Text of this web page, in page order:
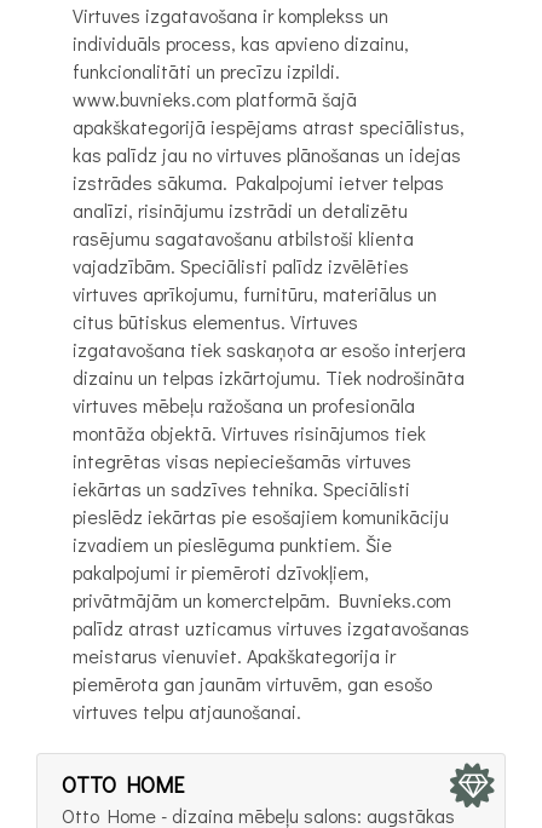
Virtuves izgatavošana ir komplekss un
individuāls process, kas apvieno dizainu,
funkcionalitāti un precīzu izpildi.
www.buvnieks.com platformā šajā
apakškategorijā iespējams atrast speciālistus,
kas palīdz jau no virtuves plānošanas un idejas
izstrādes sākuma. Pakalpojumi ietver telpas
analīzi, risinājumu izstrādi un detalizētu
rasējumu sagatavošanu atbilstoši klienta
vajadzībām. Speciālisti palīdz izvēlēties
virtuves aprīkojumu, furnitūru, materiālus un
citus būtiskus elementus. Virtuves
izgatavošana tiek saskaņota ar esošo interjera
dizainu un telpas izkārtojumu. Tiek nodrošināta
virtuves mēbeļu ražošana un profesionāla
montāža objektā. Virtuves risinājumos tiek
integrētas visas nepieciešamās virtuves
iekārtas un sadzīves tehnika. Speciālisti
pieslēdz iekārtas pie esošajiem komunikāciju
izvadiem un pieslēguma punktiem. Šie
pakalpojumi ir piemēroti dzīvokļiem,
privātmājām un komerctelpām. Buvnieks.com
palīdz atrast uzticamus virtuves izgatavošanas
meistarus vienuviet. Apakškategorija ir
piemērota gan jaunām virtuvēm, gan esošo
virtuves telpu atjaunošanai.
OTTO HOME
Otto Home - dizaina mēbeļu salons: augstākas